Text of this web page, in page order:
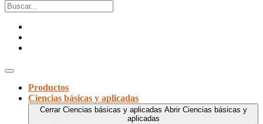
Productos
Ciencias básicas y aplicadas
Cerrar Ciencias básicas y aplicadas Abrir Ciencias básicas y
aplicadas